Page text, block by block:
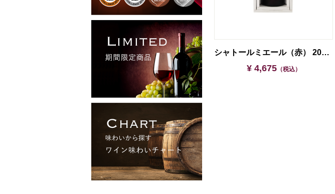
シャトールミエール（赤） 2016【ギフト箱入】
¥ 4,675（税込）